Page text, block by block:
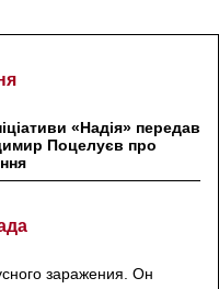
«Надія» передав
Поцелуєв про
заражения. Он